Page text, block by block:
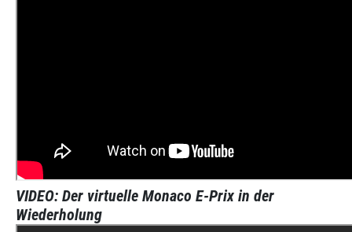
VIDEO: Der virtuelle Monaco E-Prix in der
Wiederholung